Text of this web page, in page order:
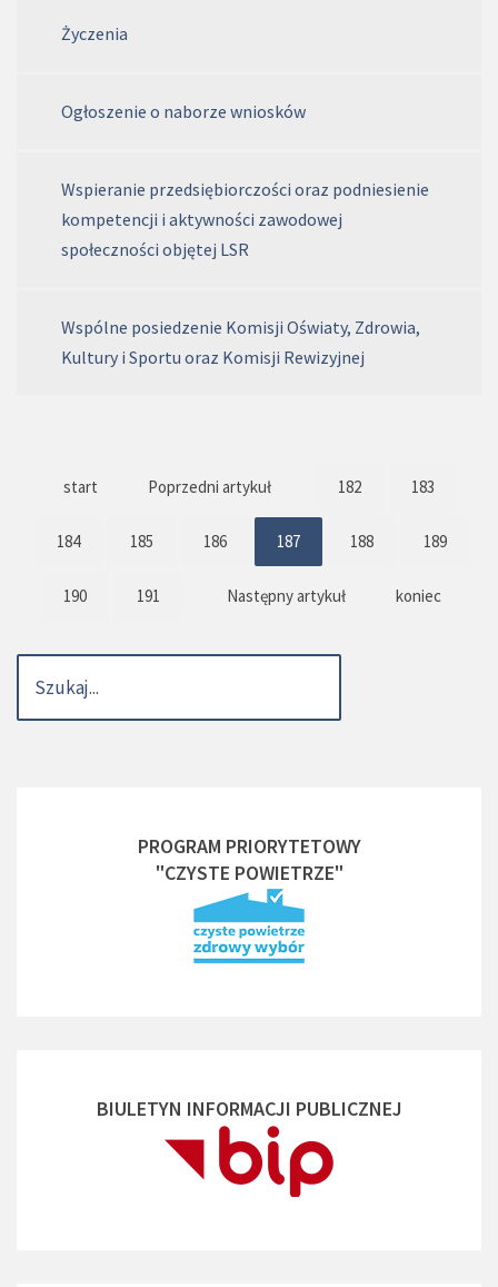
Życzenia
Ogłoszenie o naborze wniosków
Wspieranie przedsiębiorczości oraz podniesienie
kompetencji i aktywności zawodowej
społeczności objętej LSR
Wspólne posiedzenie Komisji Oświaty, Zdrowia,
Kultury i Sportu oraz Komisji Rewizyjnej
start Poprzedni artykuł 182 183
184 185 186 187 188 189
190 191 Następny artykuł koniec
PROGRAM PRIORYTETOWY
"CZYSTE POWIETRZE"
BIULETYN INFORMACJI PUBLICZNEJ